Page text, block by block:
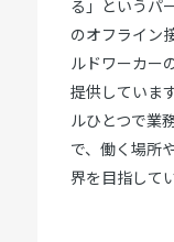
る」というパ
のオフライン
ルドワーカー
提供していま
ルひとつで業
で、働く場所
界を目指して